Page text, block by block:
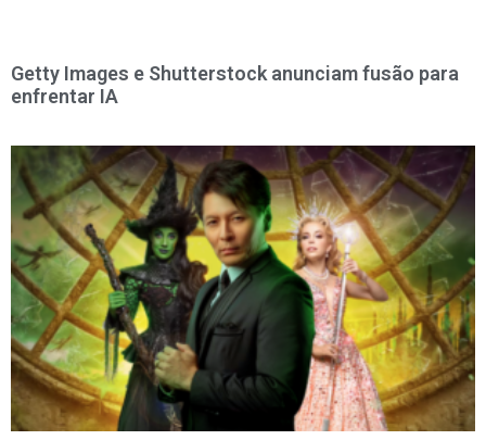
Getty Images e Shutterstock anunciam fusão para
enfrentar IA